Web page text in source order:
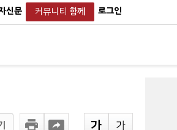
신문 커뮤니티 함께 로그인